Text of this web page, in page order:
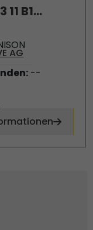
AG
11 B1...
--